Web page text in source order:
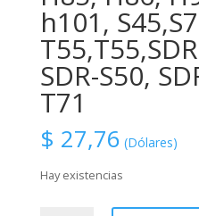
h101,
SDR-S50,
T71
$ 27,76 (Dólares)
Hay existencias